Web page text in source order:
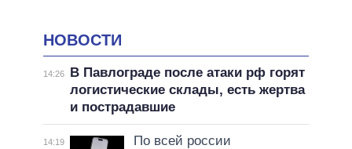
НОВОСТИ
14:26
В Павлограде после атаки рф горят
логистические склады, есть жертва
и пострадавшие
14:19
По всей россии